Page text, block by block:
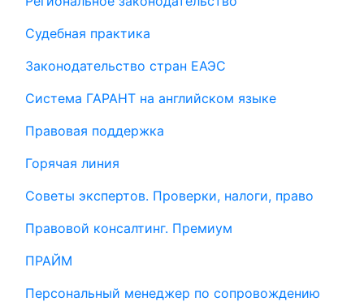
Судебная практика
Законодательство стран ЕАЭС
Система ГАРАНТ на английском языке
Правовая поддержка
Горячая линия
Советы экспертов. Проверки, налоги, право
Правовой консалтинг. Премиум
ПРАЙМ
Персональный менеджер по сопровождению